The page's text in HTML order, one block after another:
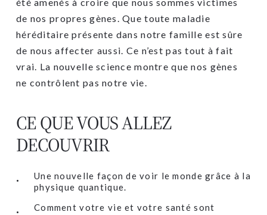
de nos propres gènes. Que toute maladie
héréditaire présente dans notre famille est sûre
de nous affecter aussi. Ce n’est pas tout à fait
vrai. La nouvelle science montre que nos gènes
ne contrôlent pas notre vie.
CE QUE VOUS ALLEZ
DECOUVRIR
Une nouvelle façon de voir le monde grâce à la
physique quantique.
Comment votre vie et votre santé sont